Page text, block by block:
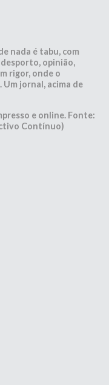
nada é tabu, com
opinião,
rigor, onde o
jornal, acima de
e online. Fonte:
Contínuo)